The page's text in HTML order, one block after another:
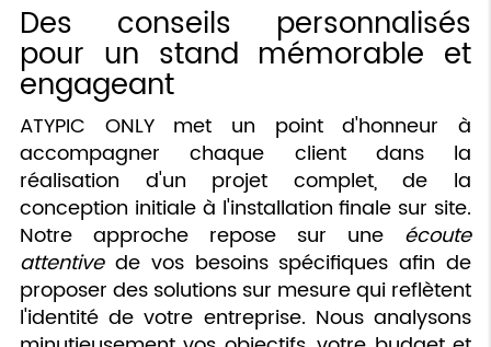
Des conseils personnalisés
pour un stand mémorable et
engageant
ATYPIC ONLY met un point d'honneur à
accompagner chaque client dans la
réalisation d'un projet complet, de la
conception initiale à l'installation finale sur site.
Notre approche repose sur une écoute
attentivede vos besoins spécifiques afin de
proposer des solutions sur mesure qui reflètent
l'identité de votre entreprise. Nous analysons